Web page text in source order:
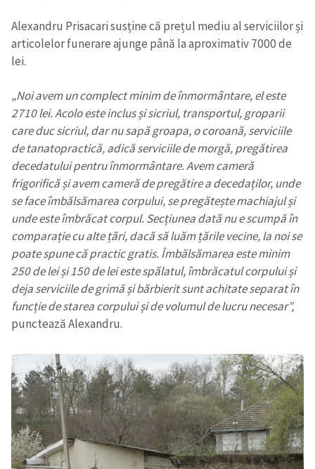
Alexandru Prisacari susține că prețul mediu al serviciilor și
articolelor funerare ajunge până la aproximativ 7000 de
lei.
„Noi avem un complect minim de înmormântare, el este
2710 lei. Acolo este inclus și sicriul, transportul, groparii
care duc sicriul, dar nu sapă groapa, o coroană, serviciile
de tanatopractică, adică serviciile de morgă, pregătirea
decedatului pentru înmormântare. Avem cameră
frigorifică și avem cameră de pregătire a decedaților, unde
se face îmbălsămarea corpului, se pregătește machiajul și
unde este îmbrăcat corpul. Secțiunea dată nu e scumpă în
comparație cu alte țări, dacă să luăm țările vecine, la noi se
poate spune că practic gratis. Îmbălsămarea este minim
250 de lei și 150 de lei este spălatul, îmbrăcatul corpului și
deja serviciile de grimă și bărbierit sunt achitate separat în
funcție de starea corpului și de volumul de lucru necesar”,
punctează Alexandru.